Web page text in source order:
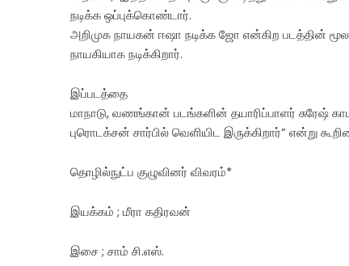
நடிக்க ஒப்புக்கொண்டார்.
அறிமுக நாயகன் ஈஷா நடிக்க ஜோ என்கிற படத்தின்
நாயகியாக நடிக்கிறார்.
இப்படத்தை
மாநாடு, வணங்கான் படங்களின் தயாரிப்பாளர் சுரேஷ்
புரொடக்சன் சார்பில் வெளியிட இருக்கிறார்” என்று
தொழில்நுட்ப குழுவினர் விவரம்*
இயக்கம் ; மீரா கதிரவன்
இசை ; சாம் சி.எஸ்.